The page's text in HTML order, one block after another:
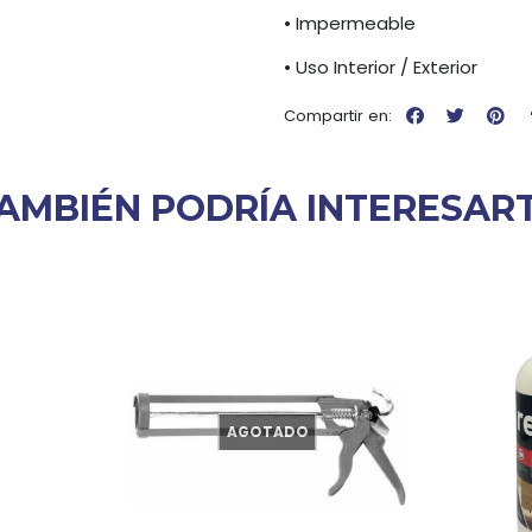
• Impermeable
• Uso Interior / Exterior
Compartir en:
PODRÍA
AGOTADO